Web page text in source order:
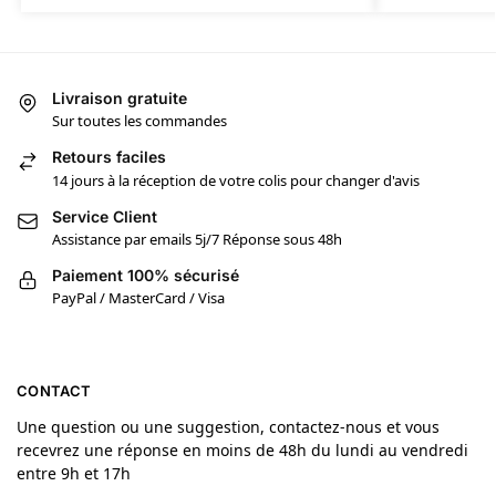
Livraison gratuite
Sur toutes les commandes
Retours faciles
14 jours à la réception de votre colis pour changer d'avis
Service Client
Assistance par emails 5j/7 Réponse sous 48h
Paiement 100% sécurisé
PayPal / MasterCard / Visa
CONTACT
Une question ou une suggestion, contactez-nous et vous
recevrez une réponse en moins de 48h du lundi au vendredi
entre 9h et 17h